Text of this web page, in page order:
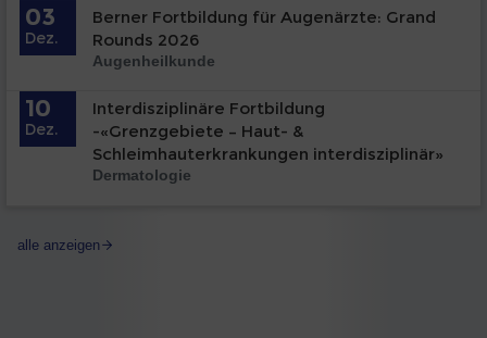
03
Dez.
Berner Fortbildung für Augenärzte: Grand
Rounds 2026
Augenheilkunde
10
Dez.
Interdisziplinäre Fortbildung
-«Grenzgebiete – Haut- &
Schleimhauterkrankungen interdisziplinär»
Dermatologie
alle anzeigen